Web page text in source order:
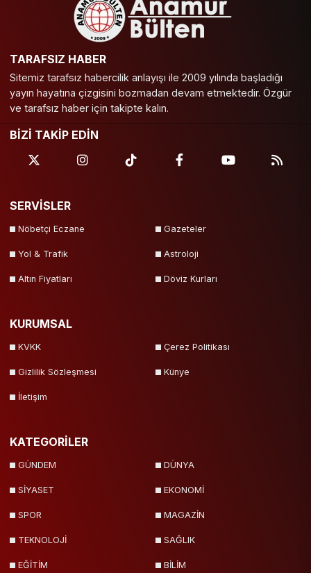
TARAFSIZ HABER
Sitemiz tarafsız habercilik anlayışı ile 2009 yılında başladığı
yayın hayatına çizgisini bozmadan devam etmektedir. Özgür
ve tarafsız haber için takipte kalın.
BİZİ TAKİP EDİN
SERVİSLER
Nöbetçi Eczane Gazeteler
Yol & Trafik Astroloji
Altın Fiyatları Döviz Kurları
KURUMSAL
KVKK Çerez Politikası
Gizlilik Sözleşmesi Künye
İletişim
KATEGORİLER
GÜNDEM DÜNYA
SİYASET EKONOMİ
SPOR MAGAZİN
TEKNOLOJİ SAĞLIK
EĞİTİM BİLİM